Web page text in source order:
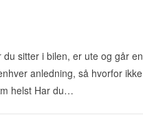
sitter i bilen, er ute og går en
anledning, så hvorfor ikke
helst Har du…